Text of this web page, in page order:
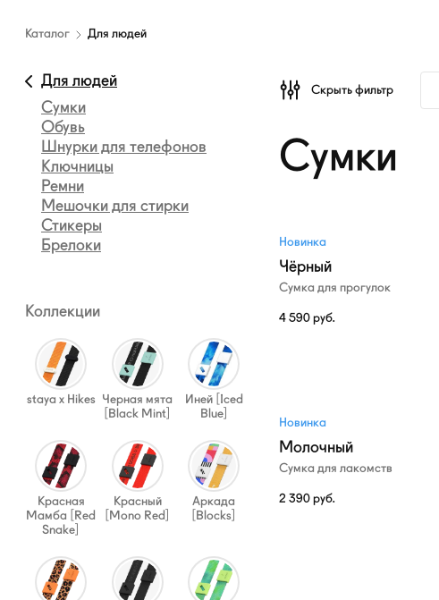
амуниции
Для
людей
Каталог Для людей
Для людей
Сумки
Обувь
Шнурки для телефонов
Ключницы
Ремни
Мешочки для стирки
Стикеры
Брелоки
Коллекции
staya x Hikes
Черная мята
[Black Mint]
Иней [Iced
Blue]
Красная
Мамба [Red
Snake]
Красный
[Mono Red]
Аркада
[Blocks]
Скрыть фильтр
Сумки
Новинка
Чёрный
Сумка для прогулок
4 590 руб.
Новинка
Молочный
Сумка для лакомств
2 390 руб.